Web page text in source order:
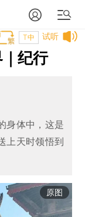
试听
T中
纪行
身体中，这是
上天时领悟到
原图